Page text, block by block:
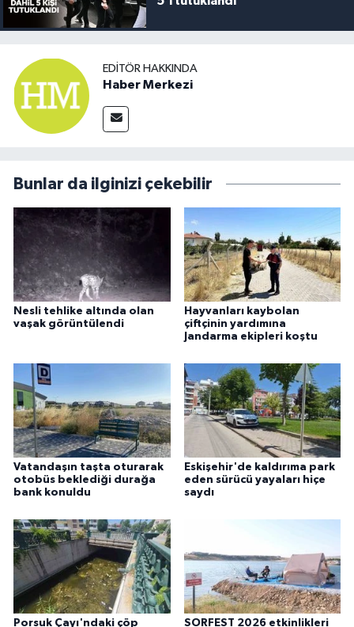
EDITÖR HAKKINDA
Haber Merkezi
Bunlar da ilginizi çekebilir
Nesli tehlike altında olan
vaşak görüntülendi
Hayvanları kaybolan
çiftçinin yardımına
Jandarma ekipleri koştu
Vatandaşın taşta oturarak
otobüs beklediği durağa
bank konuldu
Eskişehir'de kaldırıma park
eden sürücü yayaları hiçe
saydı
Porsuk Çayı'ndaki çöp SORFEST 2026 etkinlikleri